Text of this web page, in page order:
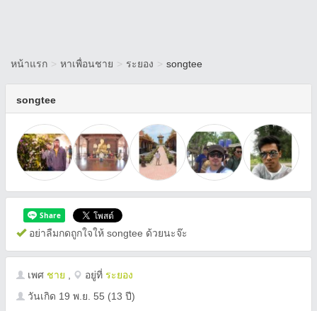
หน้าแรก > หาเพื่อนชาย > ระยอง > songtee
songtee
อย่าลืมกดถูกใจให้ songtee ด้วยนะจ๊ะ
เพศ ชาย อยู่ที่ ระยอง
วันเกิด 19 พ.ย. 55 (13 ปี)